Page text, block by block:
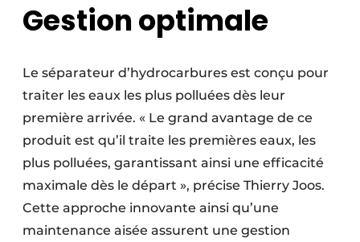
Gestion optimale
Le séparateur d’hydrocarbures est conçu pour
traiter les eaux les plus polluées dès leur
première arrivée. « Le grand avantage de ce
produit est qu’il traite les premières eaux, les
plus polluées, garantissant ainsi une efficacité
maximale dès le départ », précise Thierry Joos.
Cette approche innovante ainsi qu’une
maintenance aisée assurent une gestion